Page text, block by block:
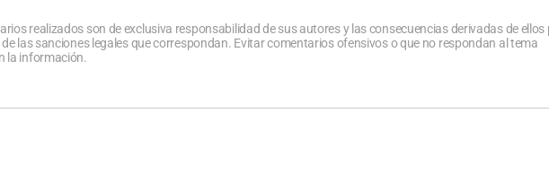
realizados son de exclusiva responsabilidad de sus autores y las consecuencias derivadas de ellos
de las sanciones legales que correspondan. Evitar comentarios ofensivos o que no respondan al tema
la información.